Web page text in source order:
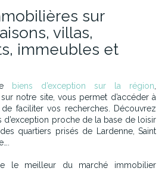
sur
villas,
immeubles et
biens d’exception sur la région,
notre site, vous permet d’accéder à
faciliter vos recherches. Découvrez
d’exception proche de la base de loisir
quartiers prisés de Lardenne, Saint
le meilleur du marché immobilier